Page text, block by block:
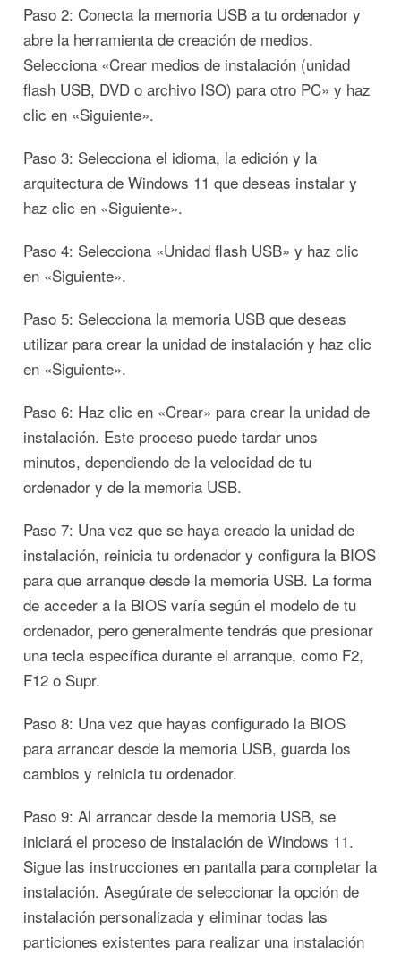
Paso 2: Conecta la memoria USB a tu ordenador y
abre la herramienta de creación de medios.
Selecciona «Crear medios de instalación (unidad
flash USB, DVD o archivo ISO) para otro PC» y haz
clic en «Siguiente».
Paso 3: Selecciona el idioma, la edición y la
arquitectura de Windows 11 que deseas instalar y
haz clic en «Siguiente».
Paso 4: Selecciona «Unidad flash USB» y haz clic
en «Siguiente».
Paso 5: Selecciona la memoria USB que deseas
utilizar para crear la unidad de instalación y haz clic
en «Siguiente».
Paso 6: Haz clic en «Crear» para crear la unidad de
instalación. Este proceso puede tardar unos
minutos, dependiendo de la velocidad de tu
ordenador y de la memoria USB.
Paso 7: Una vez que se haya creado la unidad de
instalación, reinicia tu ordenador y configura la BIOS
para que arranque desde la memoria USB. La forma
de acceder a la BIOS varía según el modelo de tu
ordenador, pero generalmente tendrás que presionar
una tecla específica durante el arranque, como F2,
F12 o Supr.
Paso 8: Una vez que hayas configurado la BIOS
para arrancar desde la memoria USB, guarda los
cambios y reinicia tu ordenador.
Paso 9: Al arrancar desde la memoria USB, se
iniciará el proceso de instalación de Windows 11.
Sigue las instrucciones en pantalla para completar la
instalación. Asegúrate de seleccionar la opción de
instalación personalizada y eliminar todas las
particiones existentes para realizar una instalación